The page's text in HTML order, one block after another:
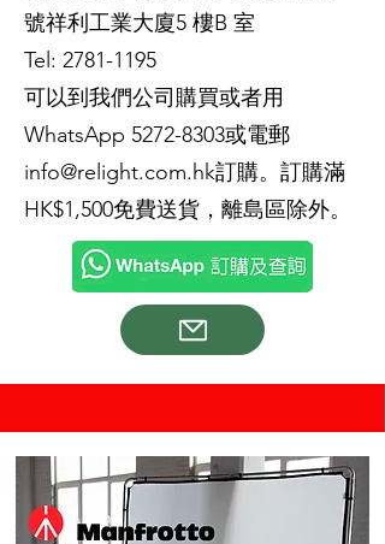
號祥利工業大廈5 樓B 室
Tel: 2781-1195
可以到我們公司購買或者用
WhatsApp 5272-8303或電郵
info@relight.com.hk訂購。訂購滿
HK$1,500免費送貨，離島區除外。